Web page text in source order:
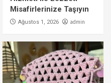
Misafirlerinize Taşıyın
Ağustos 1, 2026 admin